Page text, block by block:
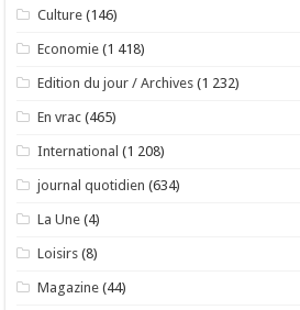
Culture (146)
Economie (1 418)
Edition du jour / Archives (1 232)
En vrac (465)
International (1 208)
journal quotidien (634)
La Une (4)
Loisirs (8)
Magazine (44)